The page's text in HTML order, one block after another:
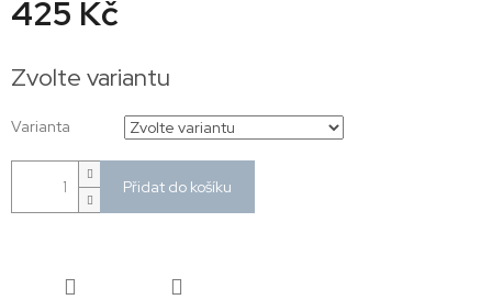
425 Kč
cena:
Zvolte variantu
Varianta
Přidat do košíku